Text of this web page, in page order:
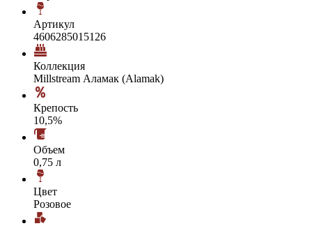
Артикул
4606285015126
Коллекция
Millstream Аламак (Alamak)
Крепость
10,5%
Объем
0,75 л
Цвет
Розовое